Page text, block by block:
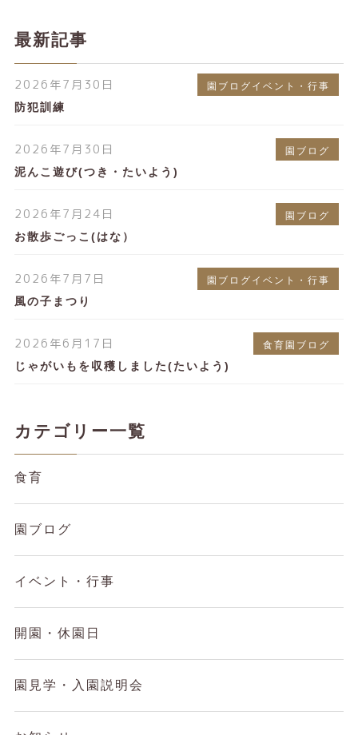
最新記事
2026年7月30日 園ブログイベント・行事
防犯訓練
2026年7月30日 園ブログ
泥んこ遊び(つき・たいよう)
2026年7月24日 園ブログ
お散歩ごっこ(はな）
2026年7月7日 園ブログイベント・行事
風の子まつり
2026年6月17日 食育園ブログ
じゃがいもを収穫しました(たいよう)
カテゴリー一覧
食育
園ブログ
イベント・行事
開園・休園日
園見学・入園説明会